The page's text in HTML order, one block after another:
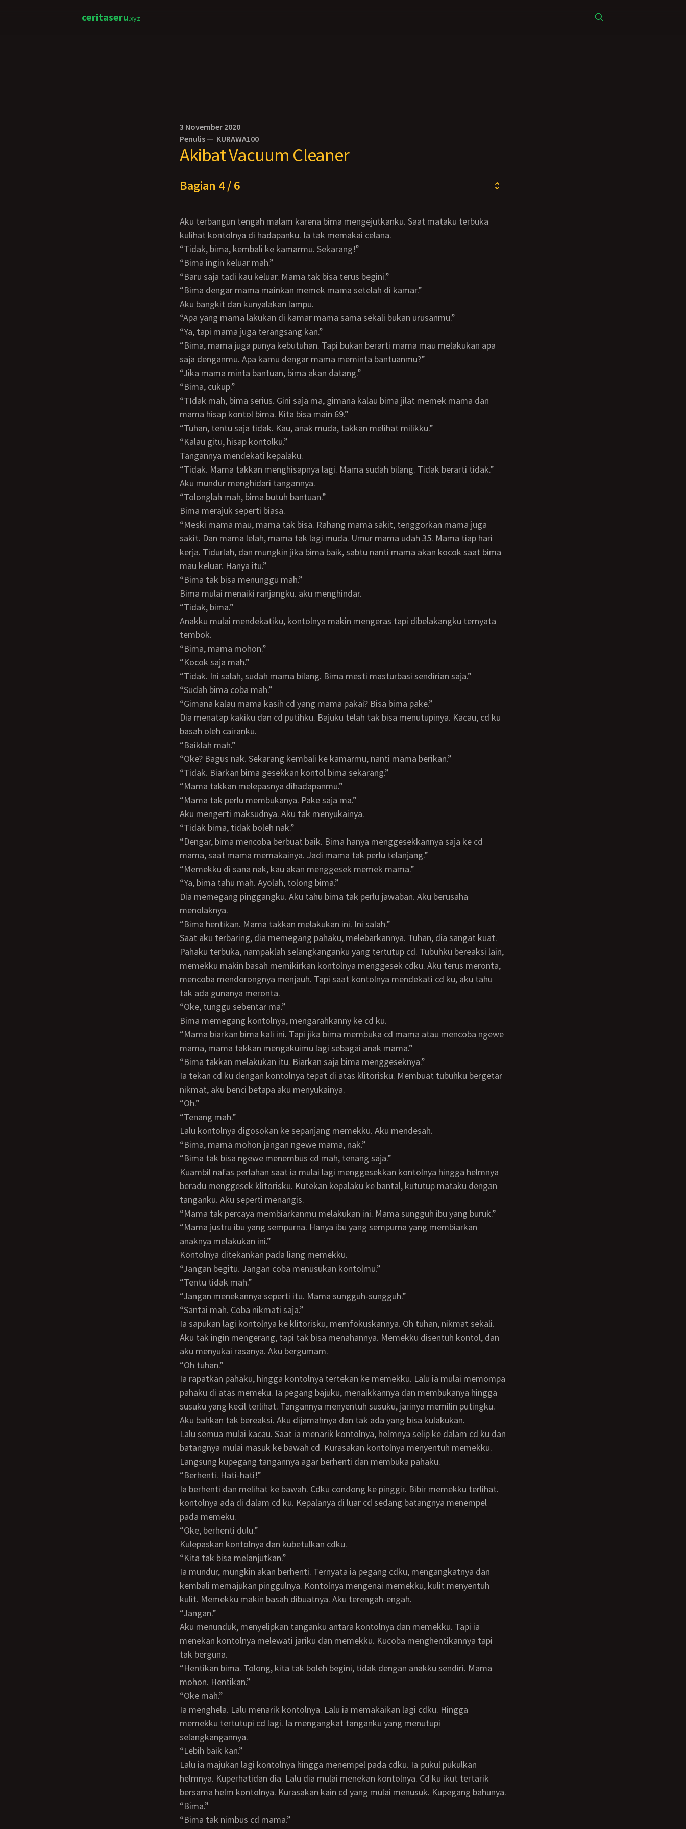
ceritaseru.xyz
3 November 2020
Penulis — KURAWA100
Akibat Vacuum Cleaner
Bagian 4 / 6
Aku terbangun tengah malam karena bima mengejutkanku. Saat mataku terbuka
kulihat kontolnya di hadapanku. Ia tak memakai celana.
“Tidak, bima, kembali ke kamarmu. Sekarang!”
“Bima ingin keluar mah.”
“Baru saja tadi kau keluar. Mama tak bisa terus begini.”
“Bima dengar mama mainkan memek mama setelah di kamar.”
Aku bangkit dan kunyalakan lampu.
“Apa yang mama lakukan di kamar mama sama sekali bukan urusanmu.”
“Ya, tapi mama juga terangsang kan.”
“Bima, mama juga punya kebutuhan. Tapi bukan berarti mama mau melakukan apa
saja denganmu. Apa kamu dengar mama meminta bantuanmu?”
“Jika mama minta bantuan, bima akan datang.”
“Bima, cukup.”
“TIdak mah, bima serius. Gini saja ma, gimana kalau bima jilat memek mama dan
mama hisap kontol bima. Kita bisa main 69.”
“Tuhan, tentu saja tidak. Kau, anak muda, takkan melihat milikku.”
“Kalau gitu, hisap kontolku.”
Tangannya mendekati kepalaku.
“Tidak. Mama takkan menghisapnya lagi. Mama sudah bilang. Tidak berarti tidak.”
Aku mundur menghidari tangannya.
“Tolonglah mah, bima butuh bantuan.”
Bima merajuk seperti biasa.
“Meski mama mau, mama tak bisa. Rahang mama sakit, tenggorkan mama juga
sakit. Dan mama lelah, mama tak lagi muda. Umur mama udah 35. Mama tiap hari
kerja. Tidurlah, dan mungkin jika bima baik, sabtu nanti mama akan kocok saat bima
mau keluar. Hanya itu.”
“Bima tak bisa menunggu mah.”
Bima mulai menaiki ranjangku. aku menghindar.
“Tidak, bima.”
Anakku mulai mendekatiku, kontolnya makin mengeras tapi dibelakangku ternyata
tembok.
“Bima, mama mohon.”
“Kocok saja mah.”
“Tidak. Ini salah, sudah mama bilang. Bima mesti masturbasi sendirian saja.”
“Sudah bima coba mah.”
“Gimana kalau mama kasih cd yang mama pakai? Bisa bima pake.”
Dia menatap kakiku dan cd putihku. Bajuku telah tak bisa menutupinya. Kacau, cd ku
basah oleh cairanku.
“Baiklah mah.”
“Oke? Bagus nak. Sekarang kembali ke kamarmu, nanti mama berikan.”
“Tidak. Biarkan bima gesekkan kontol bima sekarang.”
“Mama takkan melepasnya dihadapanmu.”
“Mama tak perlu membukanya. Pake saja ma.”
Aku mengerti maksudnya. Aku tak menyukainya.
“Tidak bima, tidak boleh nak.”
“Dengar, bima mencoba berbuat baik. Bima hanya menggesekkannya saja ke cd
mama, saat mama memakainya. Jadi mama tak perlu telanjang.”
“Memekku di sana nak, kau akan menggesek memek mama.”
“Ya, bima tahu mah. Ayolah, tolong bima.”
Dia memegang pinggangku. Aku tahu bima tak perlu jawaban. Aku berusaha
menolaknya.
“Bima hentikan. Mama takkan melakukan ini. Ini salah.”
Saat aku terbaring, dia memegang pahaku, melebarkannya. Tuhan, dia sangat kuat.
Pahaku terbuka, nampaklah selangkanganku yang tertutup cd. Tubuhku bereaksi lain,
memekku makin basah memikirkan kontolnya menggesek cdku. Aku terus meronta,
mencoba mendorongnya menjauh. Tapi saat kontolnya mendekati cd ku, aku tahu
tak ada gunanya meronta.
“Oke, tunggu sebentar ma.”
Bima memegang kontolnya, mengarahkanny ke cd ku.
“Mama biarkan bima kali ini. Tapi jika bima membuka cd mama atau mencoba ngewe
mama, mama takkan mengakuimu lagi sebagai anak mama.”
“Bima takkan melakukan itu. Biarkan saja bima menggeseknya.”
Ia tekan cd ku dengan kontolnya tepat di atas klitorisku. Membuat tubuhku bergetar
nikmat, aku benci betapa aku menyukainya.
“Oh.”
“Tenang mah.”
Lalu kontolnya digosokan ke sepanjang memekku. Aku mendesah.
“Bima, mama mohon jangan ngewe mama, nak.”
“Bima tak bisa ngewe menembus cd mah, tenang saja.”
Kuambil nafas perlahan saat ia mulai lagi menggesekkan kontolnya hingga helmnya
beradu menggesek klitorisku. Kutekan kepalaku ke bantal, kututup mataku dengan
tanganku. Aku seperti menangis.
“Mama tak percaya membiarkanmu melakukan ini. Mama sungguh ibu yang buruk.”
“Mama justru ibu yang sempurna. Hanya ibu yang sempurna yang membiarkan
anaknya melakukan ini.”
Kontolnya ditekankan pada liang memekku.
“Jangan begitu. Jangan coba menusukan kontolmu.”
“Tentu tidak mah.”
“Jangan menekannya seperti itu. Mama sungguh-sungguh.”
“Santai mah. Coba nikmati saja.”
Ia sapukan lagi kontolnya ke klitorisku, memfokuskannya. Oh tuhan, nikmat sekali.
Aku tak ingin mengerang, tapi tak bisa menahannya. Memekku disentuh kontol, dan
aku menyukai rasanya. Aku bergumam.
“Oh tuhan.”
Ia rapatkan pahaku, hingga kontolnya tertekan ke memekku. Lalu ia mulai memompa
pahaku di atas memeku. Ia pegang bajuku, menaikkannya dan membukanya hingga
susuku yang kecil terlihat. Tangannya menyentuh susuku, jarinya memilin putingku.
Aku bahkan tak bereaksi. Aku dijamahnya dan tak ada yang bisa kulakukan.
Lalu semua mulai kacau. Saat ia menarik kontolnya, helmnya selip ke dalam cd ku dan
batangnya mulai masuk ke bawah cd. Kurasakan kontolnya menyentuh memekku.
Langsung kupegang tangannya agar berhenti dan membuka pahaku.
“Berhenti. Hati-hati!”
Ia berhenti dan melihat ke bawah. Cdku condong ke pinggir. Bibir memekku terlihat.
kontolnya ada di dalam cd ku. Kepalanya di luar cd sedang batangnya menempel
pada memeku.
“Oke, berhenti dulu.”
Kulepaskan kontolnya dan kubetulkan cdku.
“Kita tak bisa melanjutkan.”
Ia mundur, mungkin akan berhenti. Ternyata ia pegang cdku, mengangkatnya dan
kembali memajukan pinggulnya. Kontolnya mengenai memekku, kulit menyentuh
kulit. Memekku makin basah dibuatnya. Aku terengah-engah.
“Jangan.”
Aku menunduk, menyelipkan tanganku antara kontolnya dan memekku. Tapi ia
menekan kontolnya melewati jariku dan memekku. Kucoba menghentikannya tapi
tak berguna.
“Hentikan bima. Tolong, kita tak boleh begini, tidak dengan anakku sendiri. Mama
mohon. Hentikan.”
“Oke mah.”
Ia menghela. Lalu menarik kontolnya. Lalu ia memakaikan lagi cdku. Hingga
memekku tertutupi cd lagi. Ia mengangkat tanganku yang menutupi
selangkangannya.
“Lebih baik kan.”
Lalu ia majukan lagi kontolnya hingga menempel pada cdku. Ia pukul pukulkan
helmnya. Kuperhatidan dia. Lalu dia mulai menekan kontolnya. Cd ku ikut tertarik
bersama helm kontolnya. Kurasakan kain cd yang mulai menusuk. Kupegang bahunya.
“Bima.”
“Bima tak nimbus cd mama.”